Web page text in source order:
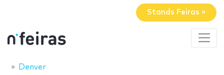
Stands Feiras »
Denver